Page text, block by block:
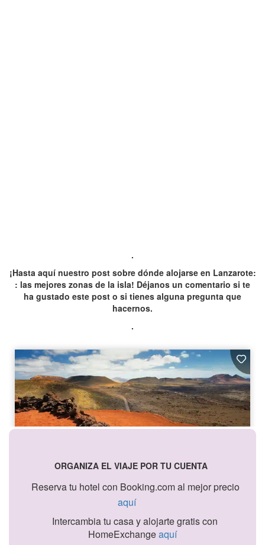
.
¡Hasta aquí nuestro post sobre dónde alojarse en Lanzarote:
: las mejores zonas de la isla! Déjanos un comentario si te
ha gustado este post o si tienes alguna pregunta que
hacernos.
.
ORGANIZA EL VIAJE POR TU CUENTA
Reserva tu hotel con Booking.com al mejor precio
aquí
Intercambia tu casa y alojarte gratis con
HomeExchangeaquí